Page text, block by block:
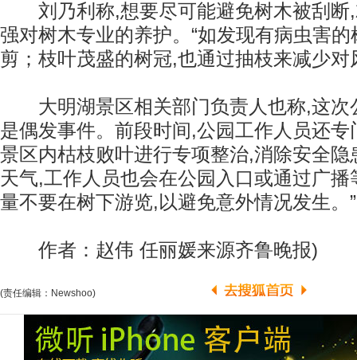
刘乃利称,想要尽可能避免树木被刮断,
强对树木专业的养护。“如发现有病虫害
剪；枝叶茂盛的树冠,也通过抽枝来减少对
大明湖景区相关部门负责人也称,这次
是偶发事件。前段时间,公园工作人员还
景区内枯枝败叶进行专项整治,消除安全隐
天气,工作人员也会在公园入口或通过广
量不要在树下游览,以避免意外情况发生。”
作者：赵伟 任丽媛来源齐鲁晚报)
(责任编辑：Newshoo)